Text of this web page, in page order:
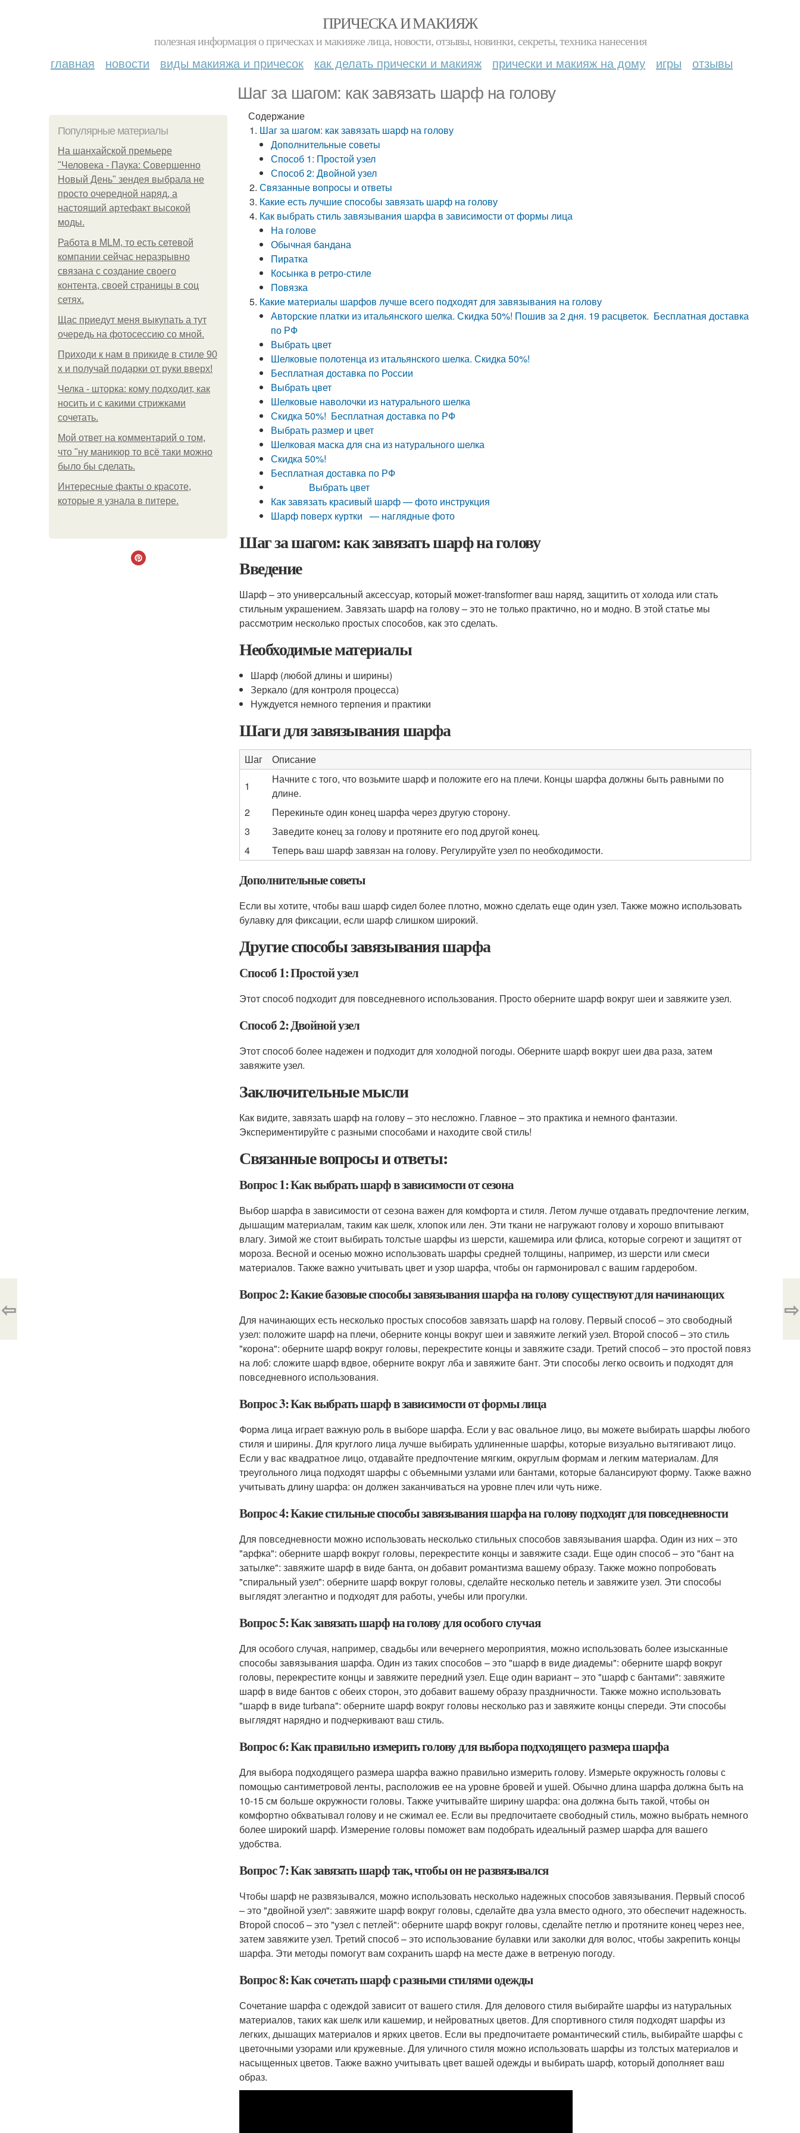
ПРИЧЕСКА И МАКИЯЖ
полезная информация о прическах и макияже лица, новости, отзывы, новинки, секреты, техника нанесения
главная новости виды макияжа и причесок как делать прически и макияж прически и макияж на дому игры отзывы
Шаг за шагом: как завязать шарф на голову
Популярные материалы
На шанхайской премьере
"Человека - Паука: Совершенно
Новый День" зендея выбрала не
просто очередной наряд, а
настоящий артефакт высокой
моды.
Работа в MLM, то есть сетевой
компании сейчас неразрывно
связана с создание своего
контента, своей страницы в соц
сетях.
Щас приедут меня выкупать а тут
очередь на фотосессию со мной.
Приходи к нам в прикиде в стиле 90
х и получай подарки от руки вверх!
Челка - шторка: кому подходит, как
носить и с какими стрижками
сочетать.
Мой ответ на комментарий о том,
что "ну маникюр то всё таки можно
было бы сделать.
Интересные факты о красоте,
которые я узнала в питере.
Содержание
Шаг за шагом: как завязать шарф на голову
Дополнительные советы
Способ 1: Простой узел
Способ 2: Двойной узел
Связанные вопросы и ответы
Какие есть лучшие способы завязать шарф на голову
Как выбрать стиль завязывания шарфа в зависимости от формы лица
На голове
Обычная бандана
Пиратка
Косынка в ретро-стиле
Повязка
Какие материалы шарфов лучше всего подходят для завязывания на голову
Авторские платки из итальянского шелка. Скидка 50%! Пошив за 2 дня. 19 расцветок. Бесплатная доставка
по РФ
Выбрать цвет
Шелковые полотенца из итальянского шелка. Скидка 50%!
Бесплатная доставка по России
Выбрать цвет
Шелковые наволочки из натурального шелка
Скидка 50%! Бесплатная доставка по РФ
Выбрать размер и цвет
Шелковая маска для сна из натурального шелка
Скидка 50%!
Бесплатная доставка по РФ
Выбрать цвет
Как завязать красивый шарф — фото инструкция
Шарф поверх куртки — наглядные фото
Шаг за шагом: как завязать шарф на голову
Введение
Шарф – это универсальный аксессуар, который может-transformer ваш наряд, защитить от холода или стать
стильным украшением. Завязать шарф на голову – это не только практично, но и модно. В этой статье мы
рассмотрим несколько простых способов, как это сделать.
Необходимые материалы
Шарф (любой длины и ширины)
Зеркало (для контроля процесса)
Нуждуется немного терпения и практики
Шаги для завязывания шарфа
Шаг
Описание
1
Начните с того, что возьмите шарф и положите его на плечи. Концы шарфа должны быть равными по
длине.
2
Перекиньте один конец шарфа через другую сторону.
3
Заведите конец за голову и протяните его под другой конец.
4
Теперь ваш шарф завязан на голову. Регулируйте узел по необходимости.
Дополнительные советы
Если вы хотите, чтобы ваш шарф сидел более плотно, можно сделать еще один узел. Также можно использовать
булавку для фиксации, если шарф слишком широкий.
Другие способы завязывания шарфа
Способ 1: Простой узел
Этот способ подходит для повседневного использования. Просто оберните шарф вокруг шеи и завяжите узел.
Способ 2: Двойной узел
Этот способ более надежен и подходит для холодной погоды. Оберните шарф вокруг шеи два раза, затем
завяжите узел.
Заключительные мысли
Как видите, завязать шарф на голову – это несложно. Главное – это практика и немного фантазии.
Экспериментируйте с разными способами и находите свой стиль!
Связанные вопросы и ответы:
Вопрос 1: Как выбрать шарф в зависимости от сезона
Выбор шарфа в зависимости от сезона важен для комфорта и стиля. Летом лучше отдавать предпочтение легким,
дышащим материалам, таким как шелк, хлопок или лен. Эти ткани не нагружают голову и хорошо впитывают
влагу. Зимой же стоит выбирать толстые шарфы из шерсти, кашемира или флиса, которые согреют и защитят от
мороза. Весной и осенью можно использовать шарфы средней толщины, например, из шерсти или смеси
материалов. Также важно учитывать цвет и узор шарфа, чтобы он гармонировал с вашим гардеробом.
Вопрос 2: Какие базовые способы завязывания шарфа на голову существуют для начинающих
Для начинающих есть несколько простых способов завязать шарф на голову. Первый способ – это свободный
узел: положите шарф на плечи, оберните концы вокруг шеи и завяжите легкий узел. Второй способ – это стиль
"корона": оберните шарф вокруг головы, перекрестите концы и завяжите сзади. Третий способ – это простой повяз
на лоб: сложите шарф вдвое, оберните вокруг лба и завяжите бант. Эти способы легко освоить и подходят для
повседневного использования.
Вопрос 3: Как выбрать шарф в зависимости от формы лица
Форма лица играет важную роль в выборе шарфа. Если у вас овальное лицо, вы можете выбирать шарфы любого
стиля и ширины. Для круглого лица лучше выбирать удлиненные шарфы, которые визуально вытягивают лицо.
Если у вас квадратное лицо, отдавайте предпочтение мягким, округлым формам и легким материалам. Для
треугольного лица подходят шарфы с объемными узлами или бантами, которые балансируют форму. Также важно
учитывать длину шарфа: он должен заканчиваться на уровне плеч или чуть ниже.
Вопрос 4: Какие стильные способы завязывания шарфа на голову подходят для повседневности
Для повседневности можно использовать несколько стильных способов завязывания шарфа. Один из них – это
"арфка": оберните шарф вокруг головы, перекрестите концы и завяжите сзади. Еще один способ – это "бант на
затылке": завяжите шарф в виде банта, он добавит романтизма вашему образу. Также можно попробовать
"спиральный узел": оберните шарф вокруг головы, сделайте несколько петель и завяжите узел. Эти способы
выглядят элегантно и подходят для работы, учебы или прогулки.
Вопрос 5: Как завязать шарф на голову для особого случая
Для особого случая, например, свадьбы или вечернего мероприятия, можно использовать более изысканные
способы завязывания шарфа. Один из таких способов – это "шарф в виде диадемы": оберните шарф вокруг
головы, перекрестите концы и завяжите передний узел. Еще один вариант – это "шарф с бантами": завяжите
шарф в виде бантов с обеих сторон, это добавит вашему образу праздничности. Также можно использовать
"шарф в виде turbana": оберните шарф вокруг головы несколько раз и завяжите концы спереди. Эти способы
выглядят нарядно и подчеркивают ваш стиль.
Вопрос 6: Как правильно измерить голову для выбора подходящего размера шарфа
Для выбора подходящего размера шарфа важно правильно измерить голову. Измерьте окружность головы с
помощью сантиметровой ленты, расположив ее на уровне бровей и ушей. Обычно длина шарфа должна быть на
10-15 см больше окружности головы. Также учитывайте ширину шарфа: она должна быть такой, чтобы он
комфортно обхватывал голову и не сжимал ее. Если вы предпочитаете свободный стиль, можно выбрать немного
более широкий шарф. Измерение головы поможет вам подобрать идеальный размер шарфа для вашего
удобства.
Вопрос 7: Как завязать шарф так, чтобы он не развязывался
Чтобы шарф не развязывался, можно использовать несколько надежных способов завязывания. Первый способ
– это "двойной узел": завяжите шарф вокруг головы, сделайте два узла вместо одного, это обеспечит надежность.
Второй способ – это "узел с петлей": оберните шарф вокруг головы, сделайте петлю и протяните конец через нее,
затем завяжите узел. Третий способ – это использование булавки или заколки для волос, чтобы закрепить концы
шарфа. Эти методы помогут вам сохранить шарф на месте даже в ветреную погоду.
Вопрос 8: Как сочетать шарф с разными стилями одежды
Сочетание шарфа с одеждой зависит от вашего стиля. Для делового стиля выбирайте шарфы из натуральных
материалов, таких как шелк или кашемир, и нейроватных цветов. Для спортивного стиля подходят шарфы из
легких, дышащих материалов и ярких цветов. Если вы предпочитаете романтический стиль, выбирайте шарфы с
цветочными узорами или кружевные. Для уличного стиля можно использовать шарфы из толстых материалов и
насыщенных цветов. Также важно учитывать цвет вашей одежды и выбирать шарф, который дополняет ваш
образ.
⇦ ⇨